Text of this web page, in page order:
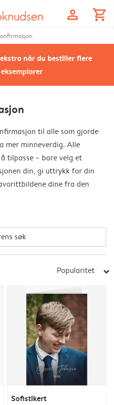
profile shopping_cart
når du bestiller flere
til alle som gjorde
mer minneverdig. Alle
tilpasse – bare velg et
din, gi uttrykk for din
dine fra den
søk
Popularitet arrow_right
Sofistikert